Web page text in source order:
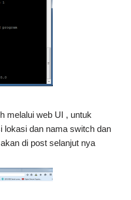
melalui web UI , untuk
lokasi dan nama switch dan
di post selanjut nya